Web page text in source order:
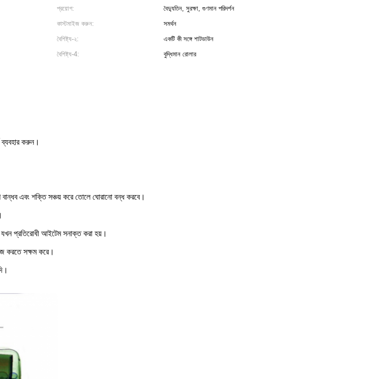
প্রয়োগ:
বৈদ্যুতিন, সুরক্ষা, গুণমান পরিদর্শন
কাস্টমাইজ করুন:
সমর্থন
বৈশিষ্ট্য-২:
একটি কী সঙ্গে শাটডাউন
বৈশিষ্ট্য-4:
বুদ্ধিমান রোলার
ব্যবহার করুন।
বান্ধব এবং শক্তি সঞ্চয় করে তোলে ঘোরানো বন্ধ করবে।
যখন প্রতিরোধী আইটেম সনাক্ত করা হয়।
করতে সক্ষম করে।